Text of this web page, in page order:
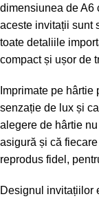
dimensiunea de A6
aceste invitații sunt
toate detaliile
compact și ușor de
Imprimate pe
senzație de lux și
alegere de hârtie
asigură și că
reprodus fidel,
Designul invitațiilor